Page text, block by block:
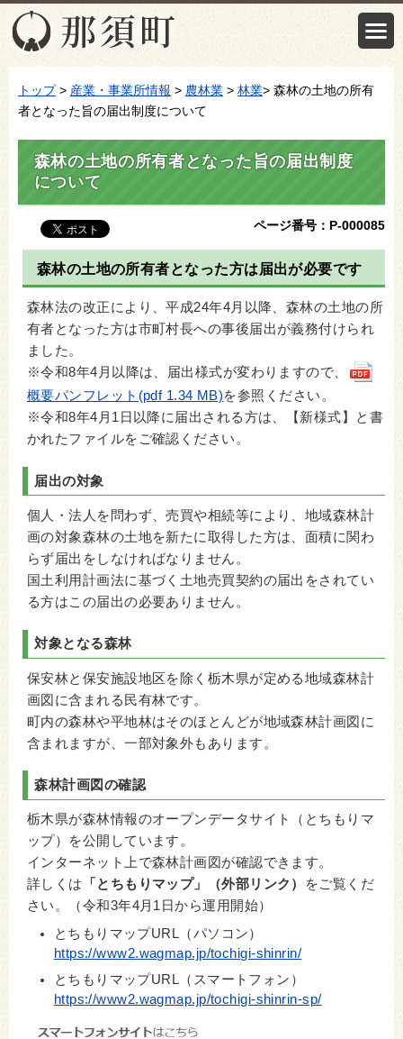
トップ> 産業・事業所情報 > 農林業 > 林業> 森林の土地の所有
者となった旨の届出制度について
森林の土地の所有者となった旨の届出制度
について
ページ番号：P-000085
森林の土地の所有者となった方は届出が必要です
森林法の改正により、平成24年4月以降、森林の土地の所
有者となった方は市町村長への事後届出が義務付けられ
ました。
※令和8年4月以降は、届出様式が変わりますので、
概要パンフレット(pdf 1.34 MB)を参照ください。
※令和8年4月1日以降に届出される方は、【新様式】と書
かれたファイルをご確認ください。
届出の対象
個人・法人を問わず、売買や相続等により、地域森林計
画の対象森林の土地を新たに取得した方は、面積に関わ
らず届出をしなければなりません。
国土利用計画法に基づく土地売買契約の届出をされてい
る方はこの届出の必要ありません。
対象となる森林
保安林と保安施設地区を除く栃木県が定める地域森林計
画図に含まれる民有林です。
町内の森林や平地林はそのほとんどが地域森林計画図に
含まれますが、一部対象外もあります。
森林計画図の確認
栃木県が森林情報のオープンデータサイト（とちもりマ
ップ）を公開しています。
インターネット上で森林計画図が確認できます。
詳しくは
「とちもりマップ」（外部リンク）
をご覧くだ
さい。（令和3年4月1日から運用開始）
とちもりマップURL（パソコン）
https://www2.wagmap.jp/tochigi-shinrin/
とちもりマップURL（スマートフォン）
https://www2.wagmap.jp/tochigi-shinrin-sp/